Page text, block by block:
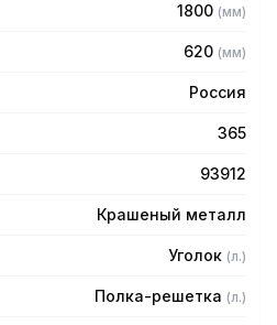
1800 (мм)
620 (мм)
Россия
365
93912
Крашеный металл
Уголок (л.)
Полка-решетка (л.)